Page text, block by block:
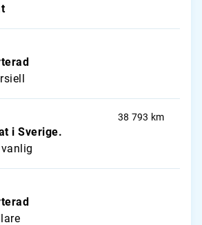
i Sverige.
38 793 km